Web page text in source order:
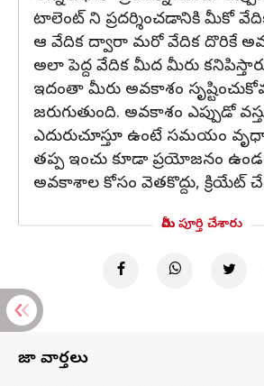
టాలెంట్ ని ప్రదర్శించడానికి మీకో
ఆ వేదిక ద్వారా మరో వేదిక దొరికే
అలా పెద్ద వేదిక మీద మీరు
ఇదంతా మీరు అవకాశం
జరుగుతుంది. అవకాశం ఎప్పుడో
ఎదురుచూస్తూ ఉంటే సమయం
తప్ప ఇంచు కూడా ప్రయోజనం
అవకాశాల కోసం వెతకొద్దు, క్రియేట్
మీరు పూర్తి చేశారు
తాజా వార్తలు